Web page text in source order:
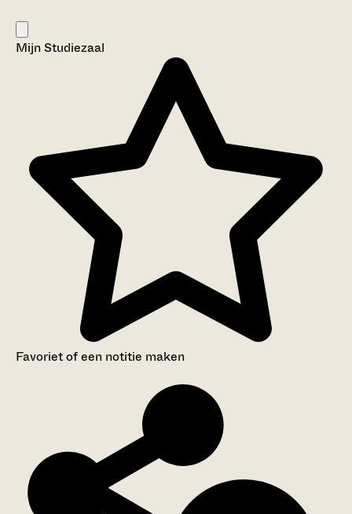
Gereformeerde Kerk van Klaaswaal
Categorie:
Religie en Levensbeschouwing
Mijn Studiezaal
Favoriet of een notitie maken